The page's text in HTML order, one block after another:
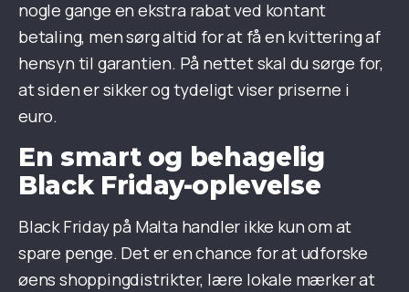
nogle gange en ekstra rabat ved kontant
betaling, men sørg altid for at få en kvittering af
hensyn til garantien. På nettet skal du sørge for,
at siden er sikker og tydeligt viser priserne i
euro.
En smart og behagelig
Black Friday-oplevelse
Black Friday på Malta handler ikke kun om at
spare penge. Det er en chance for at udforske
øens shoppingdistrikter, lære lokale mærker at